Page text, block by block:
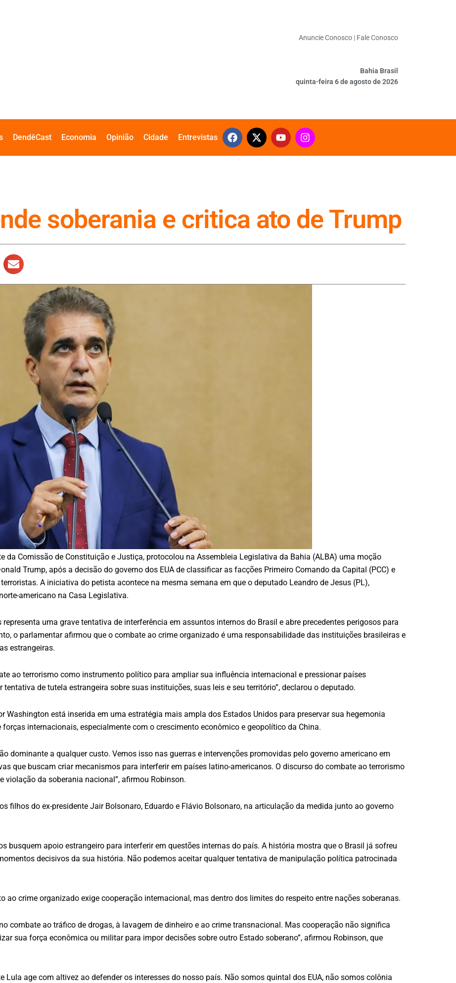
Anuncie Conosco | Fale Conosco
Bahia Brasil
quinta-feira 6 de agosto de 2026
DendêCast Economia Opinião Cidade Entrevistas
soberania e critica ato de Trump
da Comissão de Constituição e Justiça, protocolou na Assembleia Legislativa da Bahia (ALBA) uma moção
Trump, após a decisão do governo dos EUA de classificar as facções Primeiro Comando da Capital (PCC) e
A iniciativa do petista acontece na mesma semana em que o deputado Leandro de Jesus (PL),
americano na Casa Legislativa.
uma grave tentativa de interferência em assuntos internos do Brasil e abre precedentes perigosos para
o parlamentar afirmou que o combate ao crime organizado é uma responsabilidade das instituições brasileiras e
estrangeiras.
ao terrorismo como instrumento político para ampliar sua influência internacional e pressionar países
de tutela estrangeira sobre suas instituições, suas leis e seu território”, declarou o deputado.
Washington está inserida em uma estratégia mais ampla dos Estados Unidos para preservar sua hegemonia
internacionais, especialmente com o crescimento econômico e geopolítico da China.
dominante a qualquer custo. Vemos isso nas guerras e intervenções promovidas pelo governo americano em
que buscam criar mecanismos para interferir em países latino-americanos. O discurso do combate ao terrorismo
violação da soberania nacional”, afirmou Robinson.
filhos do ex-presidente Jair Bolsonaro, Eduardo e Flávio Bolsonaro, na articulação da medida junto ao governo
busquem apoio estrangeiro para interferir em questões internas do país. A história mostra que o Brasil já sofreu
decisivos da sua história. Não podemos aceitar qualquer tentativa de manipulação política patrocinada
ao crime organizado exige cooperação internacional, mas dentro dos limites do respeito entre nações soberanas.
combate ao tráfico de drogas, à lavagem de dinheiro e ao crime transnacional. Mas cooperação não significa
sua força econômica ou militar para impor decisões sobre outro Estado soberano”, afirmou Robinson, que
Lula age com altivez ao defender os interesses do nosso país. Não somos quintal dos EUA, não somos colônia